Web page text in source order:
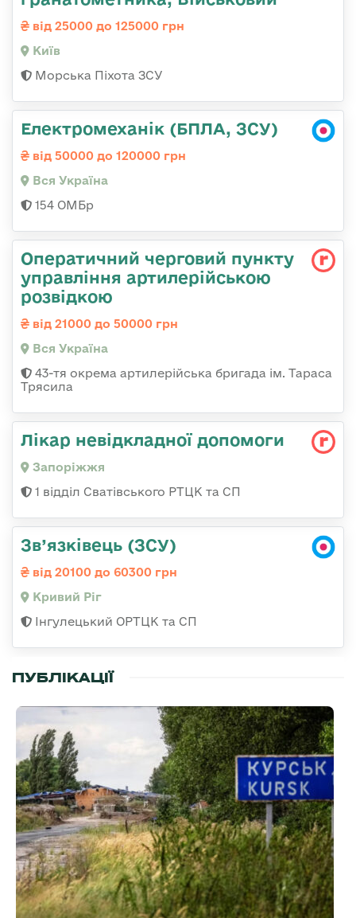
від 25000 до 125000 грн
Київ
Морська Піхота ЗСУ
Електромеханік (БПЛА, ЗСУ)
від 50000 до 120000 грн
Вся Україна
154 ОМБр
Оператичний черговий пункту
управління артилерійською
розвідкою
від 21000 до 50000 грн
Вся Україна
43-тя окрема артилерійська бригада ім. Тараса
Трясила
Лікар невідкладної допомоги
Запоріжжя
1 відділ Сватівського РТЦК та СП
Зв’язківець (ЗСУ)
від 20100 до 60300 грн
Кривий Ріг
Інгулецький ОРТЦК та СП
ПУБЛІКАЦІЇ